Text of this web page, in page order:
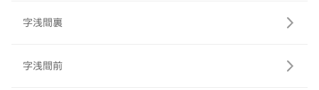
字浅間裏
字浅間前